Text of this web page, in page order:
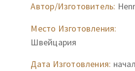
Автор/Изготовитель:
Место Изготовления:
Швейцария
Дата Изготовления: